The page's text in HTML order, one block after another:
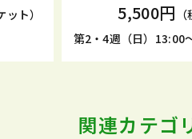
ト）
5,500円
第2・4週（日）13:00
関連カテゴ